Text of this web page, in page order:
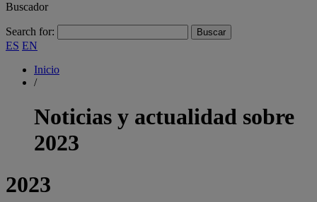
Buscador
Search for:
ES EN
Inicio
/
Noticias y actualidad sobre
2023
2023